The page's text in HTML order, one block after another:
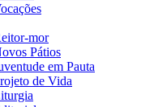
mor
Pátios
em Pauta
de Vida